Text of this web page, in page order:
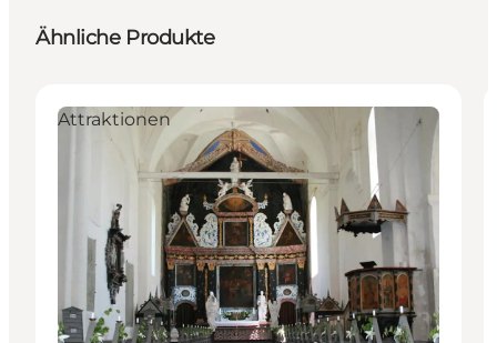
Ähnliche Produkte
Attraktionen